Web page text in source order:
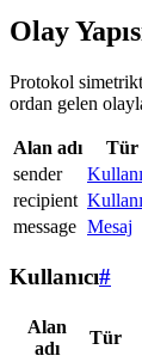
Olay
Protokol
ordan gelen
Alan adı Tür
sender
recipient
message Mesaj
Kullanıcı#
Alan
adı
Tür